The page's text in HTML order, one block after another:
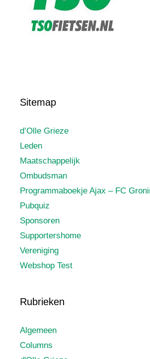
Sitemap
d’Olle Grieze
Leden
Maatschappelijk
Ombudsman
Programmaboekje Ajax – FC
Pubquiz
Sponsoren
Supportershome
Vereniging
Webshop Test
Rubrieken
Algemeen
Columns